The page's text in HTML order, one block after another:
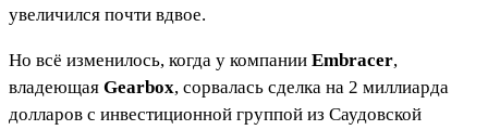
увеличился почти вдвое.
Но всё изменилось, когда у компании Embracer,
владеющая Gearbox, сорвалась сделка на 2 миллиарда
долларов с инвестиционной группой из Саудовской